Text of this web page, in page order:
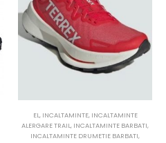
EL, INCALTAMINTE, INCALTAMINTE
ALERGARE TRAIL, INCALTAMINTE BARBATI,
INCALTAMINTE DRUMETIE BARBATI,